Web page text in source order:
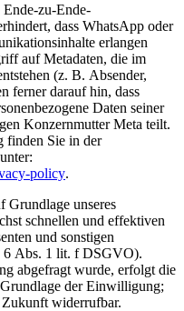
zu-Ende-
dass WhatsApp oder
erlangen
auf Metadaten, die im
(z. B. Absender,
ferner darauf hin, dass
Daten seiner
Konzernmutter Meta teilt.
finden Sie in der
policy.
Grundlage unseres
schnellen und effektiven
und sonstigen
6 Abs. 1 lit. f DSGVO).
abgefragt wurde, erfolgt die
der Einwilligung;
widerrufbar.